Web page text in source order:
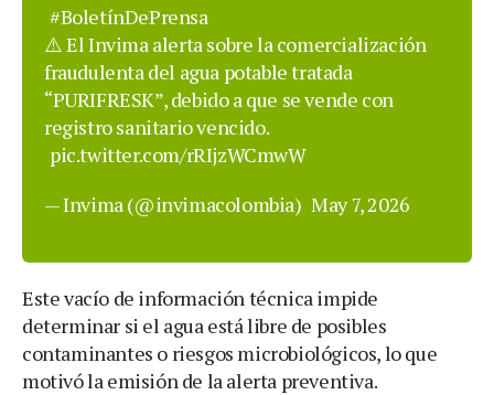
#BoletínDePrensa
⚠️ El Invima alerta sobre la comercialización
fraudulenta del agua potable tratada
“PURIFRESK”, debido a que se vende con
registro sanitario vencido.
pic.twitter.com/rRIjzWCmwW
— Invima (@invimacolombia) May 7, 2026
Este vacío de información técnica impide
determinar si el agua está libre de posibles
contaminantes o riesgos microbiológicos, lo que
motivó la emisión de la alerta preventiva.